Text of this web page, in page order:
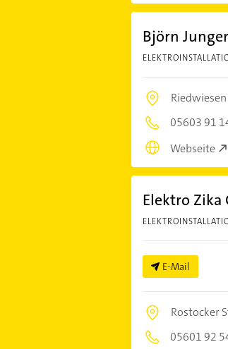
Björn
05603 91
Webseite
Elektro Zika
E-Mail
Rostocker
05601 92